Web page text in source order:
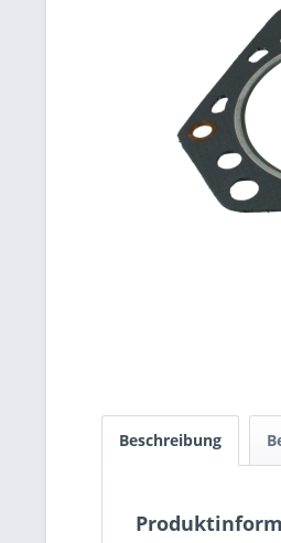
Beschreibung